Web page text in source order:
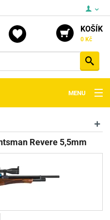
KOŠÍK
0 Kč
MENU
Revere 5,5mm